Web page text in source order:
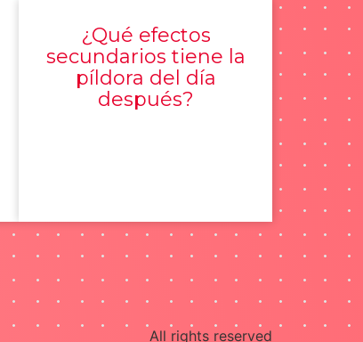
¿Qué efectos
secundarios tiene la
píldora del día
después?
All rights reserved